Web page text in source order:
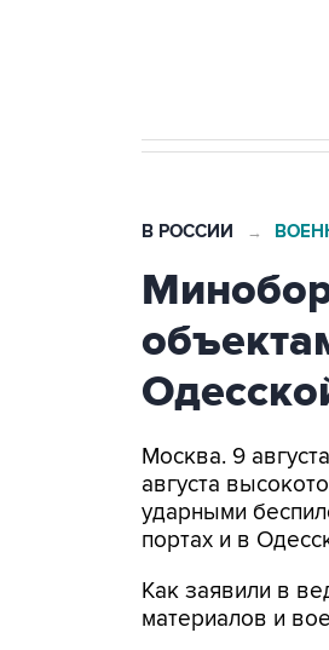
В РОССИИ →
Москва. 9
августа
ударными
портах и в
Как заявили в
материалов и